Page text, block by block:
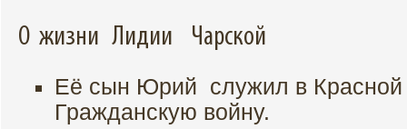
О жизни Лидии Чарской
Её сын Юрий служил в Красной
Гражданскую войну.